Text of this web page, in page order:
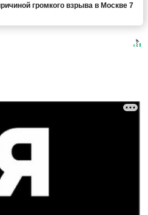
громкого взрыва в Москве 7